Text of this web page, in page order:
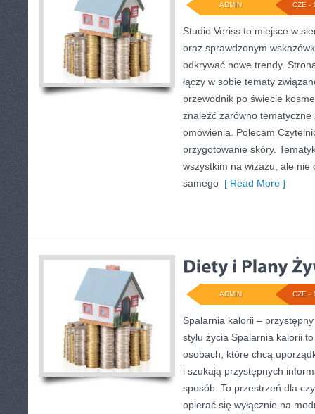
CZE -
ADMIN
Studio Veriss to miejsce w
oraz sprawdzonym
odkrywać nowe trendy.
łączy w sobie tematy
przewodnik po świecie
znaleźć zarówno
omówienia. Polecam
przygotowanie skóry.
wszystkim na wizażu, ale nie
samego [ Read More ]
CZE -
ADMIN
Spalarnia kalorii –
stylu życia Spalarnia kalorii
osobach, które chcą
i szukają przystępnych
sposób. To przestrzeń dla
opierać się wyłącznie na